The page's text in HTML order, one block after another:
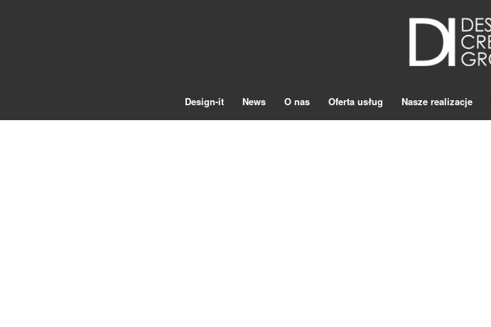
Design-it News O nas Oferta usług Nasze realizacje